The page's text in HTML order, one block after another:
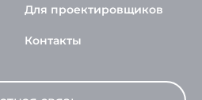
Для проектировщиков
Контакты